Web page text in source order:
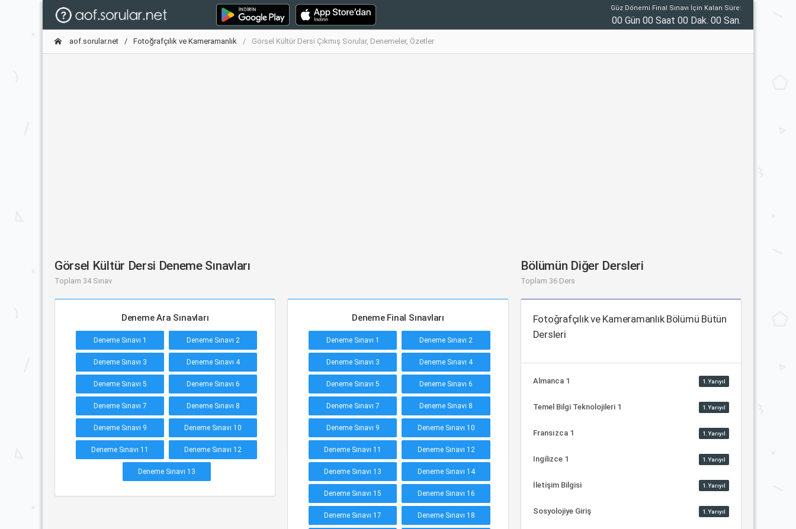
Güz Dönemi Final Sınavı İçin Kalan Süre:
00 Gün 00 Saat 00 Dak. 00 San.
aof.sorular.net Fotoğrafçılık ve Kameramanlık Görsel Kültür Dersi Çıkmış Sorular, Denemeler, Özetler
Görsel Kültür Dersi Deneme Sınavları
Toplam 34 Sınav
Deneme Ara Sınavları
Deneme Sınavı 1 Deneme Sınavı 2
Deneme Sınavı 3 Deneme Sınavı 4
Deneme Sınavı 5 Deneme Sınavı 6
Deneme Sınavı 7 Deneme Sınavı 8
Deneme Sınavı 9 Deneme Sınavı 10
Deneme Sınavı 11 Deneme Sınavı 12
Deneme Sınavı 13
Deneme Final Sınavları
Deneme Sınavı 1 Deneme Sınavı 2
Deneme Sınavı 3 Deneme Sınavı 4
Deneme Sınavı 5 Deneme Sınavı 6
Deneme Sınavı 7 Deneme Sınavı 8
Deneme Sınavı 9 Deneme Sınavı 10
Deneme Sınavı 11 Deneme Sınavı 12
Deneme Sınavı 13 Deneme Sınavı 14
Deneme Sınavı 15 Deneme Sınavı 16
Deneme Sınavı 17 Deneme Sınavı 18
Bölümün Diğer Dersleri
Toplam 36 Ders
Fotoğrafçılık ve Kameramanlık Bölümü Bütün
Dersleri
Almanca 1 1.Yarıyıl
Temel Bilgi Teknolojileri 1 1.Yarıyıl
Fransızca 1 1.Yarıyıl
Ingilizce 1 1.Yarıyıl
İletişim Bilgisi 1.Yarıyıl
Sosyolojiye Giriş 1.Yarıyıl